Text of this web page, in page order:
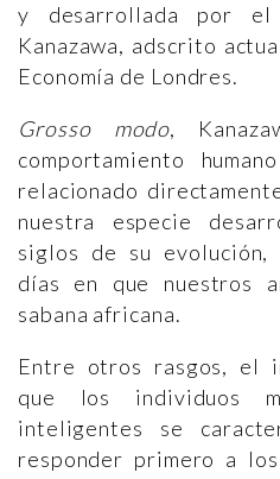
y desarrollada por el
Kanazawa, adscrito
Economía de Londres.
Grosso modo,
comportamiento
relacionado
nuestra especie
siglos de su evolución,
días en que nuestros
sabana africana.
Entre otros rasgos, el
que los individuos
inteligentes se
responder primero a